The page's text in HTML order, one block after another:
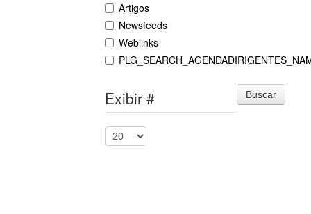
Artigos
Newsfeeds
Weblinks
Buscar
Exibir #